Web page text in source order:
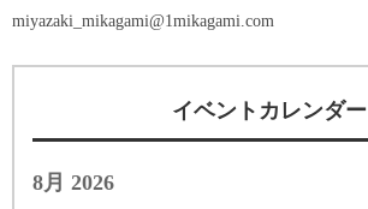
miyazaki_mikagami@1mikagami.com
イベントカレンダー
8月 2026